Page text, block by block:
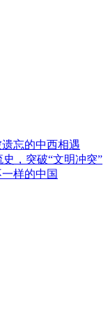
遗忘的中西相遇
，突破“文明冲突”
样的中国